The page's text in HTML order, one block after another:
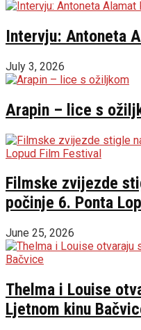
Intervju: Antoneta
July 3, 2026
Arapin – lice s
Filmske zvijezde
počinje 6. Ponta
June 25, 2026
Thelma i Louise
Ljetnom kinu